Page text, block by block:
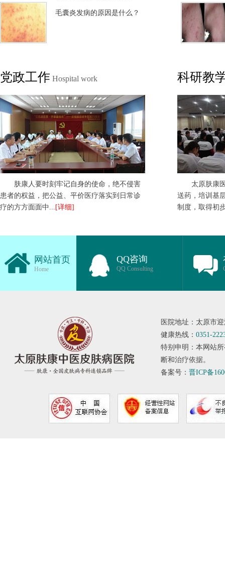
毛囊炎发病的原因是什么？
党政工作 Hospital work
肤康人要时刻牢记自身的使命，绝不侵害
患者的权益，把公益、平价医疗落实到日常诊
疗的方方面面中... [详细]
科研教
太原肤康
送药，培训基
制度，取得初
网站首页
Home
QQ咨询
QQ Consulting
医院地址：太原市
健康热线： 0351-
特别申明：本网站
断和治疗依据。
备案号： 晋ICP备